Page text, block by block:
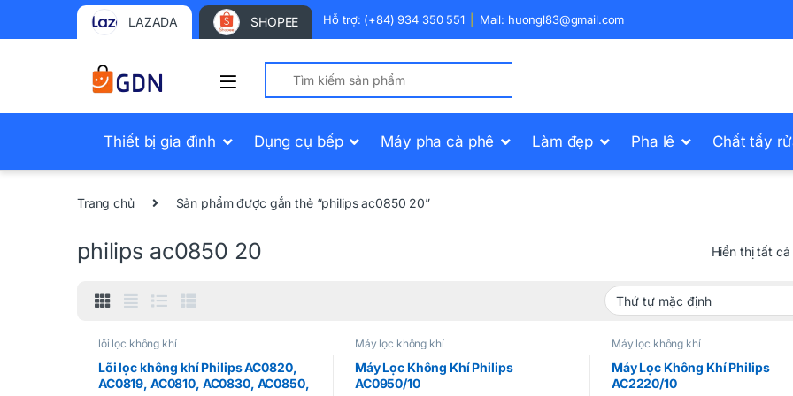
LAZADA SHOPEE Hỗ trợ: (+84) 934 350 551 Mail: huongl83@gmail.com
Search for:
Thiết bị gia đình Dụng cụ bếp Máy pha cà phê Làm đẹp Pha lê Chất tẩy
Trang chủ Sản phẩm được gắn thẻ “philips ac0850 20”
philips ac0850 20 Hiển thị tất
lõi lọc không khí
Lõi lọc không khí Philips AC0820,
AC0819, AC0810, AC0830, AC0850,
Máy lọc không khí
Máy Lọc Không Khí Philips
AC0950/10
Máy lọc không khí
Máy Lọc Không Khí Philips
AC2220/10